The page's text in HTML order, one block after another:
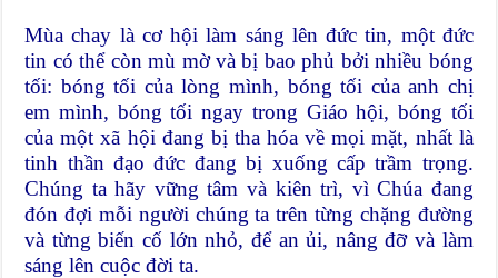
Mùa chay là cơ hội làm sáng lên đức tin, một đức
tin có thể còn mù mờ và bị bao phủ bởi nhiều bóng
tối: bóng tối của lòng mình, bóng tối của anh chị
em mình, bóng tối ngay trong Giáo hội, bóng tối
của một xã hội đang bị tha hóa về mọi mặt, nhất là
tinh thần đạo đức đang bị xuống cấp trầm trọng.
Chúng ta hãy vững tâm và kiên trì, vì Chúa đang
đón đợi mỗi người chúng ta trên từng chặng đường
và từng biến cố lớn nhỏ, để an ủi, nâng đỡ và làm
sáng lên cuộc đời ta.